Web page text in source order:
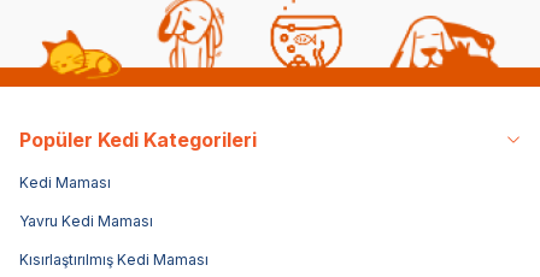
Popüler Kedi Kategorileri
Kedi Maması
Yavru Kedi Maması
Kısırlaştırılmış Kedi Maması